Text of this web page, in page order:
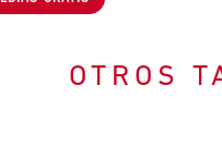
OTROS